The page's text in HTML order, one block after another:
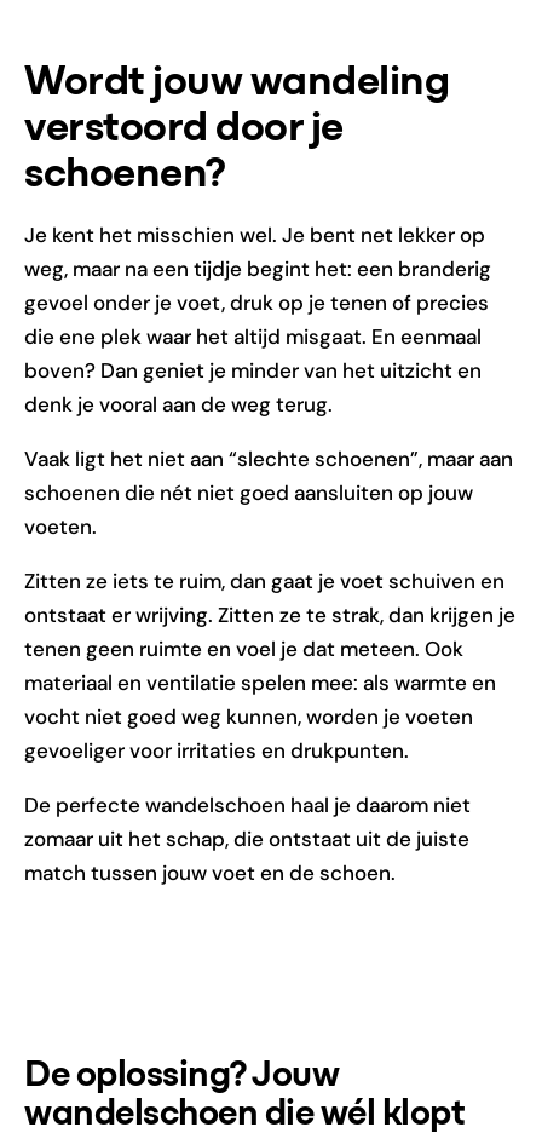
Wordt jouw wandeling
verstoord door je
schoenen?
Je kent het misschien wel. Je bent net lekker op
weg, maar na een tijdje begint het: een branderig
gevoel onder je voet, druk op je tenen of precies
die ene plek waar het altijd misgaat. En eenmaal
boven? Dan geniet je minder van het uitzicht en
denk je vooral aan de weg terug.
Vaak ligt het niet aan “slechte schoenen”, maar aan
schoenen die nét niet goed aansluiten op jouw
voeten.
Zitten ze iets te ruim, dan gaat je voet schuiven en
ontstaat er wrijving. Zitten ze te strak, dan krijgen je
tenen geen ruimte en voel je dat meteen. Ook
materiaal en ventilatie spelen mee: als warmte en
vocht niet goed weg kunnen, worden je voeten
gevoeliger voor irritaties en drukpunten.
De perfecte wandelschoen haal je daarom niet
zomaar uit het schap, die ontstaat uit de juiste
match tussen jouw voet en de schoen.
De oplossing? Jouw
wandelschoen die wél klopt